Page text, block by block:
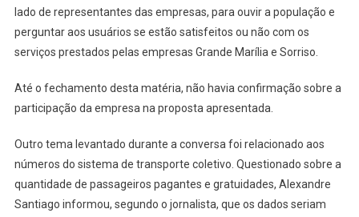
lado de representantes das empresas, para ouvir a população e
perguntar aos usuários se estão satisfeitos ou não com os
serviços prestados pelas empresas Grande Marília e Sorriso.
Até o fechamento desta matéria, não havia confirmação sobre a
participação da empresa na proposta apresentada.
Outro tema levantado durante a conversa foi relacionado aos
números do sistema de transporte coletivo. Questionado sobre a
quantidade de passageiros pagantes e gratuidades, Alexandre
Santiago informou, segundo o jornalista, que os dados seriam